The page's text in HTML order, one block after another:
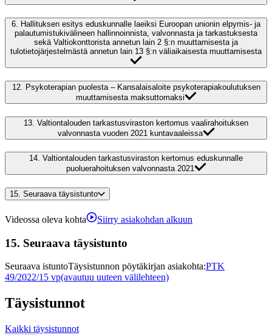
6. Hallituksen esitys eduskunnalle laeiksi Euroopan unionin elpymis- ja
palautumistukivälineen hallinnoinnista, valvonnasta ja tarkastuksesta
sekä Valtiokonttorista annetun lain 2 §:n muuttamisesta ja
tulotietojärjestelmästä annetun lain 13 §:n väliaikaisesta muuttamisesta
12.
Psykoterapian puolesta – Kansalaisaloite psykoterapiakoulutuksen
muuttamisesta maksuttomaksi
13. Valtiontalouden tarkastusviraston kertomus vaalirahoituksen
valvonnasta vuoden 2021 kuntavaaleissa
14. Valtiontalouden tarkastusviraston kertomus eduskunnalle
puoluerahoituksen valvonnasta 2021
15. Seuraava täysistunto
Videossa oleva kohta Siirry asiakohdan alkuun
15. Seuraava täysistunto
Seuraava istuntoTäysistunnon pöytäkirjan asiakohta:PTK
49/2022/15 vp(avautuu uuteen välilehteen)
Täysistunnot
Kaikki täysistunnot